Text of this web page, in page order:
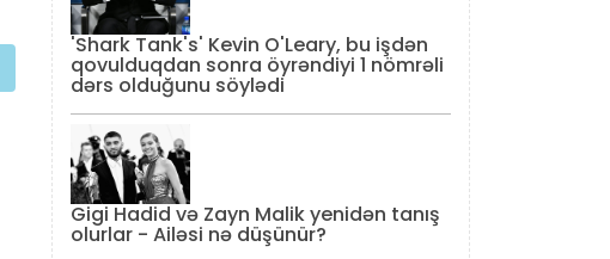
'Shark Tank's' Kevin O'Leary, bu işdən
qovulduqdan sonra öyrəndiyi 1 nömrəli
dərs olduğunu söylədi
Gigi Hadid və Zayn Malik yenidən tanış
olurlar - Ailəsi nə düşünür?